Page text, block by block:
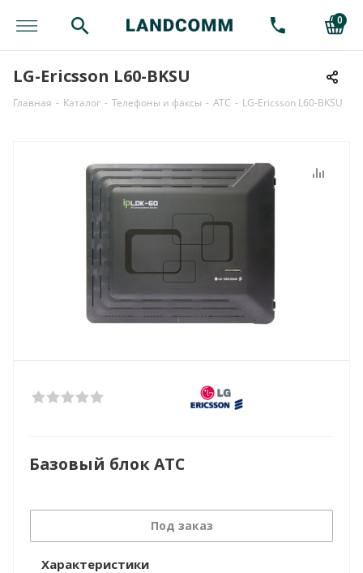
0
LG-Ericsson L60-BKSU
Главная - Каталог - Телефоны и факсы - АТС - LG-Ericsson L60-BKSU
Базовый блок АТС
Под заказ
Характеристики